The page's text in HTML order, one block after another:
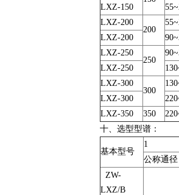
LXZ-150
LXZ-200
200
LXZ-200
LXZ-250
250
LXZ-250
LXZ-300
300
LXZ-300
LXZ-350
350
十、选型型谱：
基本型号
1
公称通径
ZW-
LXZ/B